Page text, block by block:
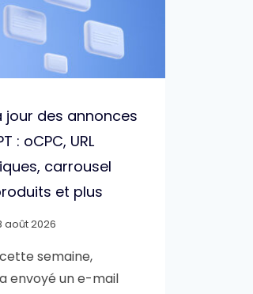
jour des annonces
: oCPC, URL
carrousel
et plus
août 2026
semaine,
envoyé un e-mail